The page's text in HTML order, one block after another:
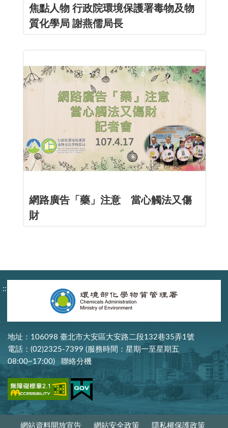
焦點人物 行政院環境保護署毒物及物
質化學局 謝燕儒局長
網路廣告「藥」注意 當心觸法又傷
財
:::
地址：106098 臺北市大安區大安路二段132巷35弄1號
電話：(02)2325-7399 (服務時間：星期一至星期五
08:00~17:00) 聯絡分機
網站資料開放宣告 網站安全政策 隱私權保護政策